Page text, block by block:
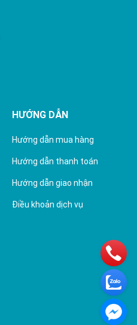
HƯỚNG DẪN
Hướng dẫn mua hàng
Hướng dẫn thanh toán
Hướng dẫn giao nhận
Điều khoản dịch vụ